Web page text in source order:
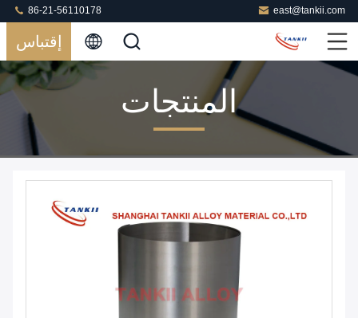
east@tankii.com
86-21-56110178
إقتباس
المنتجات